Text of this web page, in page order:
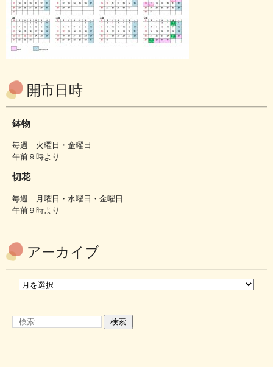
開市日時
鉢物
毎週 火曜日・金曜日
午前９時より
切花
毎週 月曜日・水曜日・金曜日
午前９時より
アーカイブ